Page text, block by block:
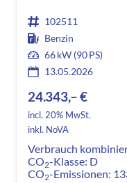
102511
Benzin
66 kW (90 PS)
13.05.2026
24.343,– €
incl. 20% MwSt.
inkl. NoVA
Verbrauch
CO2-Klasse: D
CO2-Emissionen: